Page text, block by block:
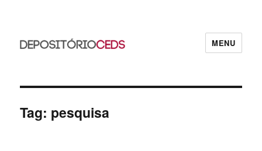
MENU
Tag: pesquisa